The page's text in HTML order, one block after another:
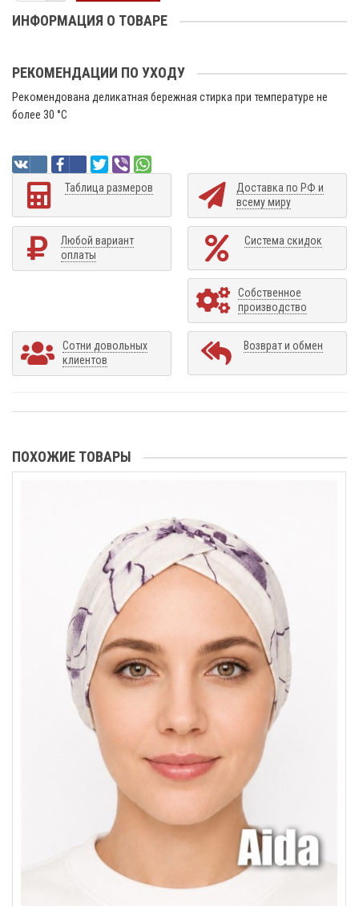
ИНФОРМАЦИЯ О ТОВАРЕ
РЕКОМЕНДАЦИИ ПО УХОДУ
Рекомендована деликатная бережная стирка при температуре не
более 30 °C
Таблица размеров
Доставка по РФ и
всему миру
Любой вариант
оплаты
Система скидок
Собственное
производство
Сотни довольных
клиентов
Возврат и обмен
ПОХОЖИЕ ТОВАРЫ